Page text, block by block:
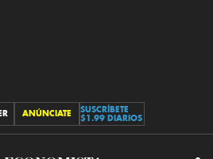
ANÚNCIATE
SUSCRÍBETE
$1.99 DIARIOS